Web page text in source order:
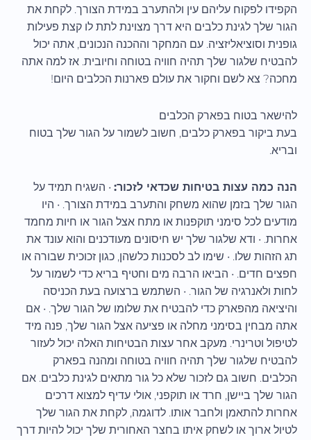
הקפידו לפקוח עליהם עין ולהתערב במידת הצורך. לקחת את
הגור שלך לגינת כלבים היא דרך מצוינת לתת לו קצת פעילות
גופנית וסוציאליזציה. עם המחקר וההכנה הנכונים, אתה יכול
להבטיח שלגור שלך תהיה חוויה בטוחה וחיובית. אז למה אתה
מחכה? צא לשם וחקור את עולם פארנות הכלבים היום!
להישאר בטוח בפארק הכלבים
בעת ביקור בפארק כלבים, חשוב לשמור על הגור שלך בטוח
ובריא.
הנה כמה עצות בטיחות שכדאי לזכור: • השגיח תמיד על
הגור שלך בזמן שהוא משחק והתערב במידת הצורך. • היו
מודעים לכל סימני תוקפנות או מתח אצל הגור או חיות מחמד
אחרות. • ודא שלגור שלך יש חיסונים מעודכנים והוא עונד את
תג הזהות שלו. • שימו לב לסכנות כלשהן, כגון זכוכית שבורה או
חפצים חדים. • הביאו הרבה מים וחטיף בריא כדי לשמור על
לחות ולאנרגיה של הגור. • השתמש ברצועה בעת הכניסה
והיציאה מהפארק כדי להבטיח את שלומו של הגור שלך. • אם
אתה מבחין בסימני מחלה או פציעה אצל הגור שלך, פנה מיד
לטיפול וטרינרי. מעקב אחר עצות הבטיחות האלה יכול לעזור
להבטיח שלגור שלך תהיה חוויה בטוחה ומהנה בפארק
הכלבים. חשוב גם לזכור שלא כל גור מתאים לגינת כלבים. אם
הגור שלך ביישן, חרד או תוקפני, אולי עדיף למצוא דרכים
אחרות להתאמן ולחבר אותו. לדוגמה, לקחת את הגור שלך
לטיול ארוך או לשחק איתו בחצר האחורית שלך יכול להיות דרך